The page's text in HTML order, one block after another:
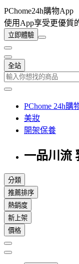
PChome24h購物App
使用App享受更優質
立即體驗
全站
PChome 24h購
美妝
開架保養
一品川流
分類
推薦排序
熱銷度
新上架
價格